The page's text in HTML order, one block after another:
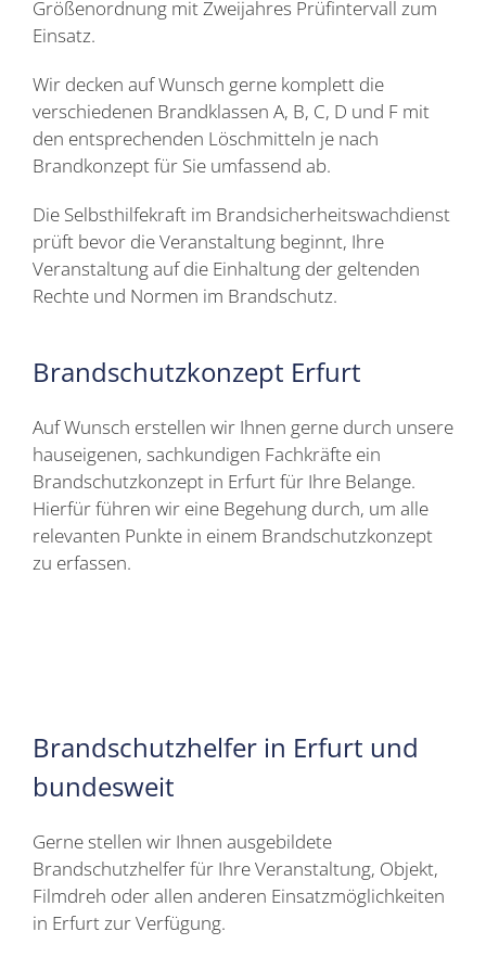
Größenordnung mit Zweijahres Prüfintervall zum
Einsatz.
Wir decken auf Wunsch gerne komplett die
verschiedenen Brandklassen A, B, C, D und F mit
den entsprechenden Löschmitteln je nach
Brandkonzept für Sie umfassend ab.
Die Selbsthilfekraft im Brandsicherheitswachdienst
prüft bevor die Veranstaltung beginnt, Ihre
Veranstaltung auf die Einhaltung der geltenden
Rechte und Normen im Brandschutz.
Brandschutzkonzept Erfurt
Auf Wunsch erstellen wir Ihnen gerne durch unsere
hauseigenen, sachkundigen Fachkräfte ein
Brandschutzkonzept in Erfurt für Ihre Belange.
Hierfür führen wir eine Begehung durch, um alle
relevanten Punkte in einem Brandschutzkonzept
zu erfassen.
Brandschutzhelfer in Erfurt und
bundesweit
Gerne stellen wir Ihnen ausgebildete
Brandschutzhelfer für Ihre Veranstaltung, Objekt,
Filmdreh oder allen anderen Einsatzmöglichkeiten
in Erfurt zur Verfügung.